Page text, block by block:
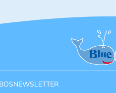
Startseite
NEWSLETTER